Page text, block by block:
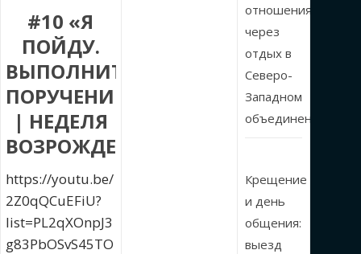
#10 «Я
ПОЙДУ.
ВЫПОЛНИТЬ
ПОРУЧЕНИЕ»
| НЕДЕЛЯ
ВОЗРОЖДЕНИЯ
https://youtu.be/
2Z0qQCuEFiU?
list=PL2qXOnpJ3
g83PbOSvS45TO
отношения
через
отдых в
Северо-
Западном
объединении
Крещение
и день
общения:
выезд